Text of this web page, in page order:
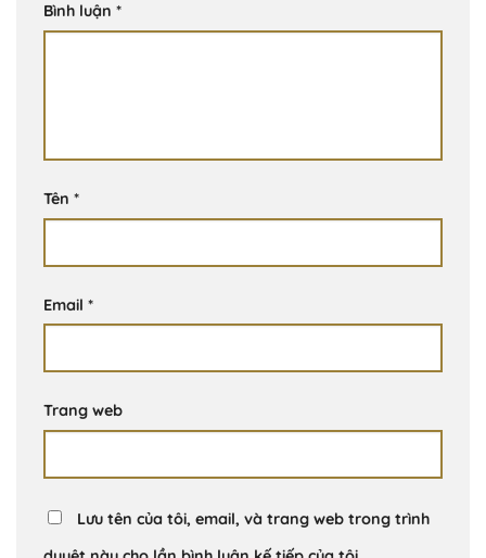
Bình luận *
Tên *
Email *
Trang web
Lưu tên của tôi, email, và trang web trong trình